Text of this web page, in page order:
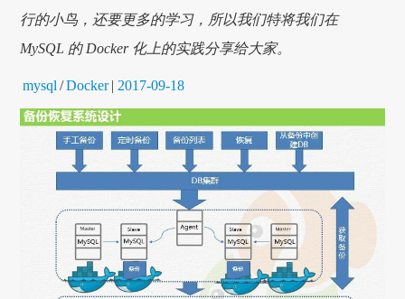
行的小鸟，还要更多的学习，所以我们特将我们在
MySQL 的 Docker 化上的实践分享给大家。
mysql /Docker | 2017-09-18